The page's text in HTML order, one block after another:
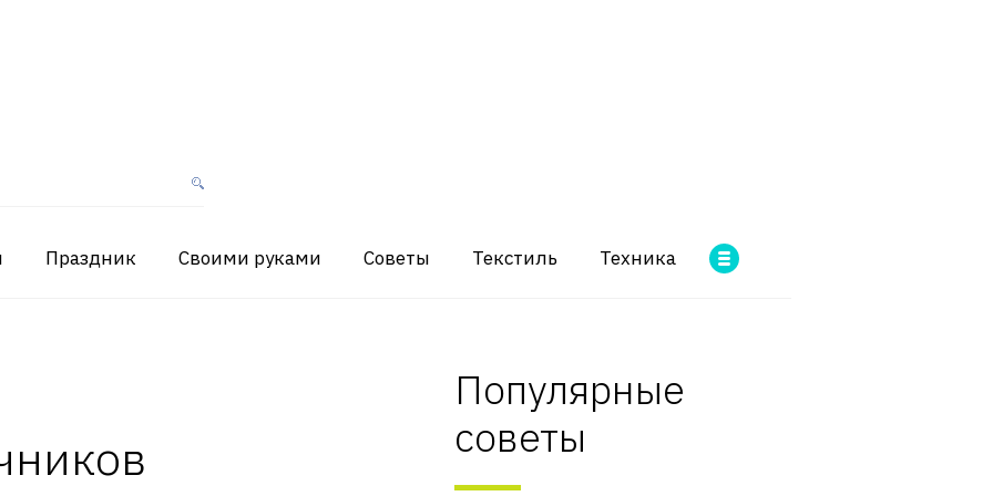
Праздник Своими руками Советы Текстиль Техника
Популярные
советы